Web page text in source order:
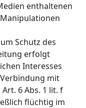
enthaltenen
Schutz des
erfolgt
Interesses
Verbindung mit
6 Abs. 1 lit. f
flüchtig im